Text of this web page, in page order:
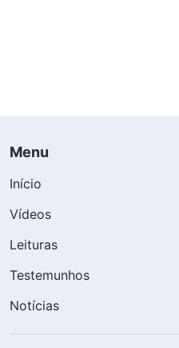
Menu
Início
Vídeos
Leituras
Testemunhos
Notícias